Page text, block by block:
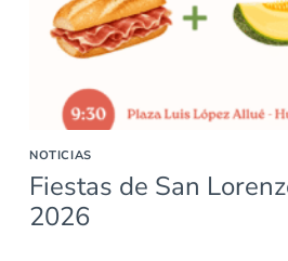
NOTICIAS
Fiestas de San
2026